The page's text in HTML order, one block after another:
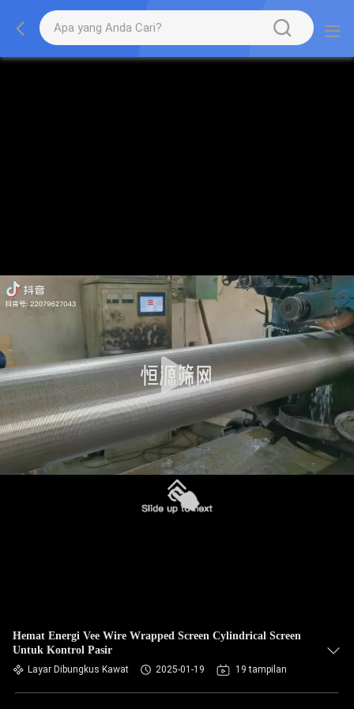
Hemat Energi Vee Wire Wrapped Screen Cylindrical Screen
Untuk Kontrol Pasir
Layar Dibungkus Kawat 2025-01-19 19 tampilan